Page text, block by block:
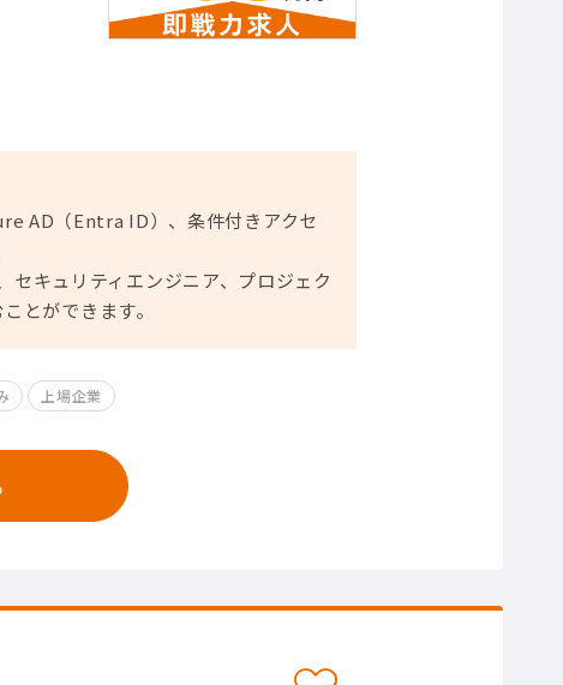
AD（Entra ID）、条件付きアクセ
キュリティエンジニア、プロジェク
とができます。
上場企業